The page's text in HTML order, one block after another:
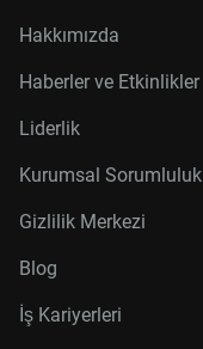
Hakkımızda
Haberler ve Etkinlikler
Liderlik
Kurumsal Sorumluluk
Gizlilik Merkezi
Blog
İş Kariyerleri